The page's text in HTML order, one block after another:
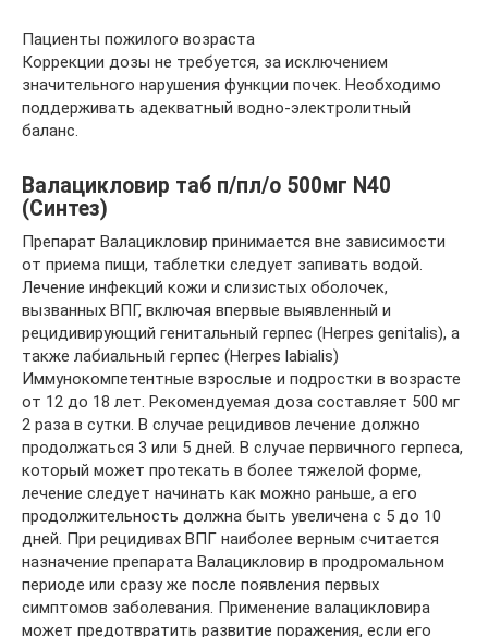
Пациенты пожилого возраста
Коррекции дозы не требуется, за исключением
значительного нарушения функции почек. Необходимо
поддерживать адекватный водно-электролитный
баланс.
Валацикловир таб п/пл/о 500мг N40
(Синтез)
Препарат Валацикловир принимается вне зависимости
от приема пищи, таблетки следует запивать водой.
Лечение инфекций кожи и слизистых оболочек,
вызванных ВПГ, включая впервые выявленный и
рецидивирующий генитальный герпес (Herpes genitalis), а
также лабиальный герпес (Herpes labialis)
Иммунокомпетентные взрослые и подростки в возрасте
от 12 до 18 лет. Рекомендуемая доза составляет 500 мг
2 раза в сутки. В случае рецидивов лечение должно
продолжаться 3 или 5 дней. В случае первичного герпеса,
который может протекать в более тяжелой форме,
лечение следует начинать как можно раньше, а его
продолжительность должна быть увеличена с 5 до 10
дней. При рецидивах ВПГ наиболее верным считается
назначение препарата Валацикловир в продромальном
периоде или сразу же после появления первых
симптомов заболевания. Применение валацикловира
может предотвратить развитие поражения, если его